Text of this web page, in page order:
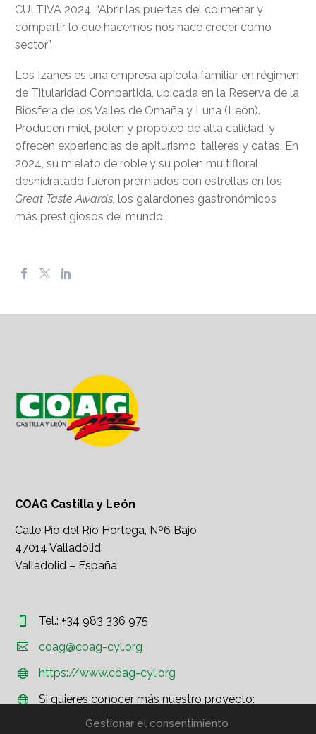
Gestionar el consentimiento
CULTIVA 2024. “Abrir las puertas del colmenar y
compartir lo que hacemos nos hace crecer como
sector”.
Los Izanes es una empresa apícola familiar en régimen
de Titularidad Compartida, ubicada en la Reserva de la
Biosfera de los Valles de Omaña y Luna (León).
Producen miel, polen y propóleo de alta calidad, y
ofrecen experiencias de apiturismo, talleres y catas. En
2024, su mielato de roble y su polen multifloral
deshidratado fueron premiados con estrellas en los
Great Taste Awards, los galardones gastronómicos
más prestigiosos del mundo.
COAG Castilla y León
Calle Pío del Río Hortega, Nº6 Bajo
47014 Valladolid
Valladolid – España

 Tel.: +34 983 336 975

 coag@coag-cyl.org

 https://www.coag-cyl.org


Si quieres conocer más nuestro proyecto:
http://www.coag.org